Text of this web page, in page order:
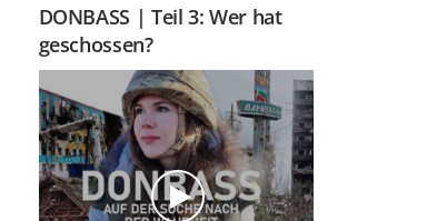
DONBASS | Teil 3: Wer hat
geschossen?